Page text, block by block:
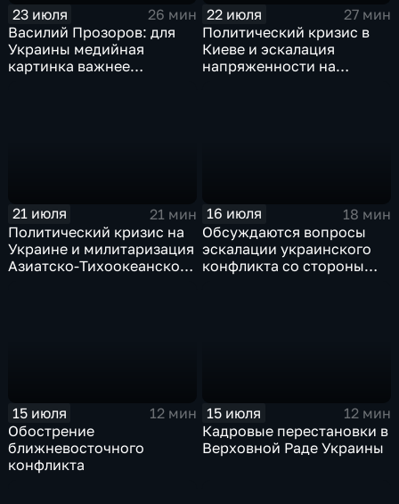
23 июля
26 мин
Василий Прозоров: для
Украины медийная
картинка важнее
22 июля
27 мин
Политический кризис в
Киеве и эскалация
напряженности на
21 июля
21 мин
Политический кризис на
Украине и милитаризация
Азиатско-Тихоокеанского
16 июля
18 мин
Обсуждаются вопросы
эскалации украинского
конфликта со стороны
15 июля
12 мин
Обострение
ближневосточного
конфликта
15 июля
12 мин
Кадровые перестановки в
Верховной Раде Украины